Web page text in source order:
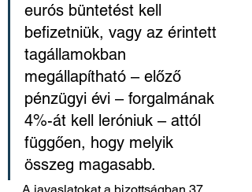
eurós büntetést kell
befizetniük, vagy az érintett
tagállamokban
megállapítható – előző
pénzügyi évi – forgalmának
4%-át kell leróniuk – attól
függően, hogy melyik
összeg magasabb.